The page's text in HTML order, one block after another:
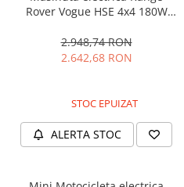
Rover Vogue HSE 4x4 180W
2.948,74 RON
2.642,68 RON
STOC EPUIZAT
ALERTA STOC